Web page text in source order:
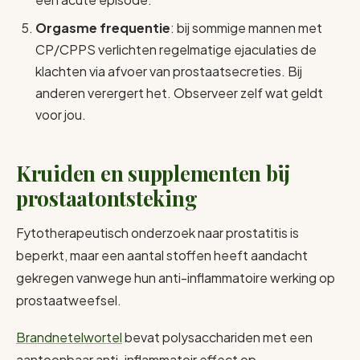
Orgasme frequentie: bij sommige mannen met
CP/CPPS verlichten regelmatige ejaculaties de
klachten via afvoer van prostaatsecreties. Bij
anderen verergert het. Observeer zelf wat geldt
voor jou.
Kruiden en supplementen bij
prostaatontsteking
Fytotherapeutisch onderzoek naar prostatitis is
beperkt, maar een aantal stoffen heeft aandacht
gekregen vanwege hun anti-inflammatoire werking op
prostaatweefsel.
Brandnetelwortelbevat polysacchariden met een